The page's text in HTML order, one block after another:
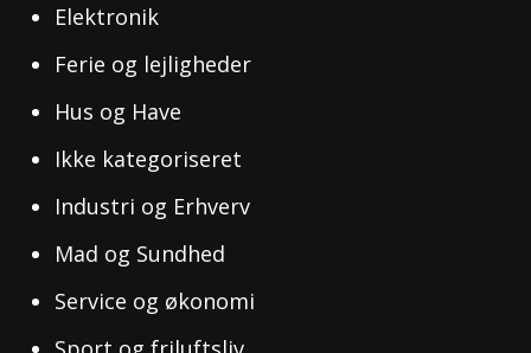
Elektronik
Ferie og lejligheder
Hus og Have
Ikke kategoriseret
Industri og Erhverv
Mad og Sundhed
Service og økonomi